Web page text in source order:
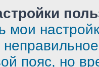
мои
пояс, но